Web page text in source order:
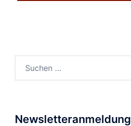
nach:
Newsletteranmeldung